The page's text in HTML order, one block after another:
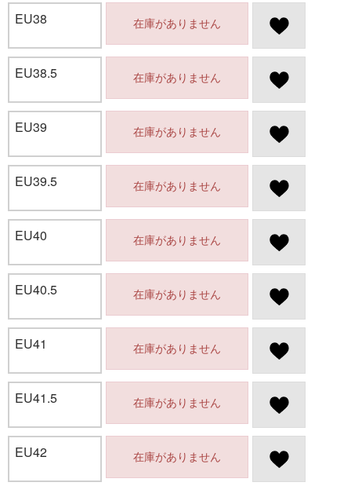
EU38 在庫がありません
EU38.5 在庫がありません
EU39 在庫がありません
EU39.5 在庫がありません
EU40 在庫がありません
EU40.5 在庫がありません
EU41 在庫がありません
EU41.5 在庫がありません
EU42 在庫がありません